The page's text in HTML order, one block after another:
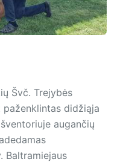
Švč. Trejybės
didžiąja
augančių
Baltramiejaus